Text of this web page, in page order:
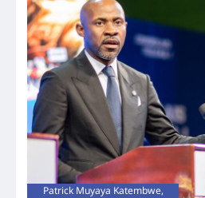
Patrick Muyaya Katembwe,